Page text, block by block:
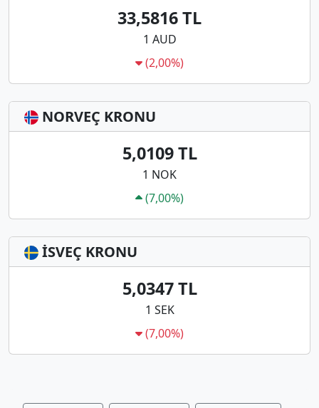
33,5816 TL
1 AUD
(2,00%)
NORVEÇ KRONU
5,0109 TL
1 NOK
(7,00%)
İSVEÇ KRONU
5,0347 TL
1 SEK
(7,00%)